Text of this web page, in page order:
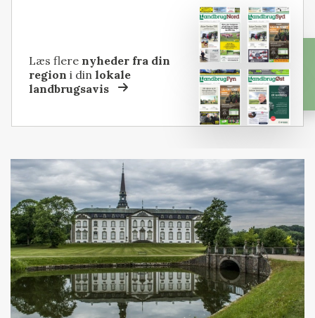
Læs flere nyheder fra din
region i dinlokale
landbrugsavis